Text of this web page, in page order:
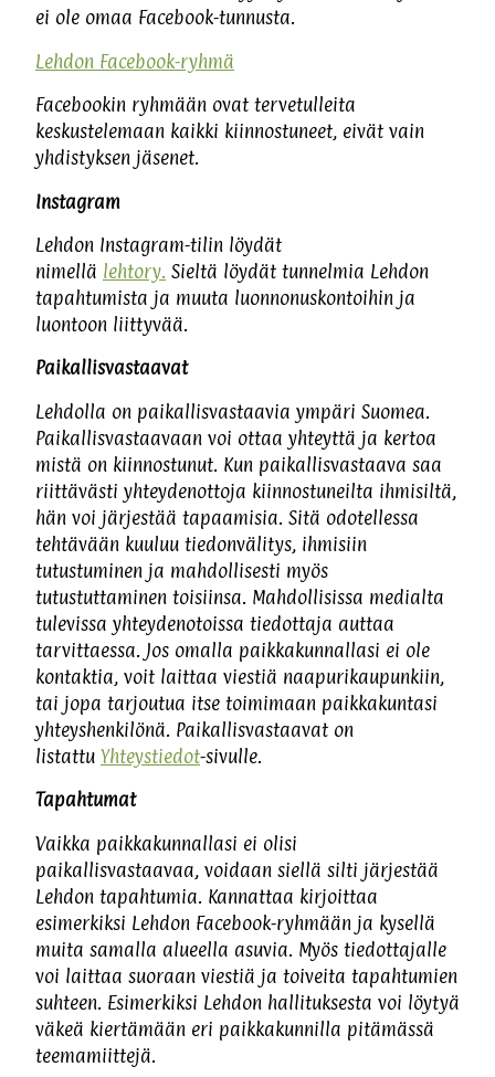
ei ole omaa Facebook-tunnusta.
Lehdon Facebook-ryhmä
Facebookin ryhmään ovat tervetulleita
keskustelemaan kaikki kiinnostuneet, eivät vain
yhdistyksen jäsenet.
Instagram
Lehdon Instagram-tilin löydät
nimellä lehtory. Sieltä löydät tunnelmia Lehdon
tapahtumista ja muuta luonnonuskontoihin ja
luontoon liittyvää.
Paikallisvastaavat
Lehdolla on paikallisvastaavia ympäri Suomea.
Paikallisvastaavaan voi ottaa yhteyttä ja kertoa
mistä on kiinnostunut. Kun paikallisvastaava saa
riittävästi yhteydenottoja kiinnostuneilta ihmisiltä,
hän voi järjestää tapaamisia. Sitä odotellessa
tehtävään kuuluu tiedonvälitys, ihmisiin
tutustuminen ja mahdollisesti myös
tutustuttaminen toisiinsa. Mahdollisissa medialta
tulevissa yhteydenotoissa tiedottaja auttaa
tarvittaessa. Jos omalla paikkakunnallasi ei ole
kontaktia, voit laittaa viestiä naapurikaupunkiin,
tai jopa tarjoutua itse toimimaan paikkakuntasi
yhteyshenkilönä. Paikallisvastaavat on
listattu Yhteystiedot-sivulle.
Tapahtumat
Vaikka paikkakunnallasi ei olisi
paikallisvastaavaa, voidaan siellä silti järjestää
Lehdon tapahtumia. Kannattaa kirjoittaa
esimerkiksi Lehdon Facebook-ryhmään ja kysellä
muita samalla alueella asuvia. Myös tiedottajalle
voi laittaa suoraan viestiä ja toiveita tapahtumien
suhteen. Esimerkiksi Lehdon hallituksesta voi löytyä
väkeä kiertämään eri paikkakunnilla pitämässä
teemamiittejä.